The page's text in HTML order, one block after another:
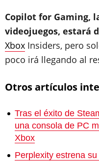
Copilot for Gaming,
videojuegos, estará
Xbox Insiders, pero
poco irá llegando al
Otros artículos
Tras el éxito de
una consola de PC
Xbox
Perplexity estrena